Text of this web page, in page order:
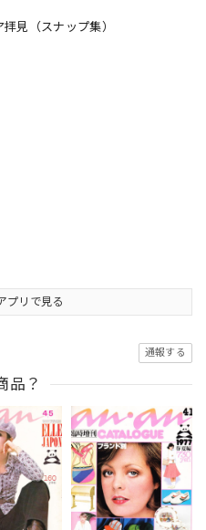
見（スナップ集）
プリで見る
通報する
品？